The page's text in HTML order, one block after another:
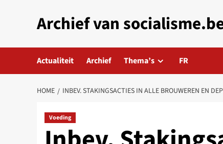
Archief van
Actualiteit Archief Thema’s FR
HOME INBEV. STAKINGSACTIES IN ALLE BROUWEREN EN
Voeding